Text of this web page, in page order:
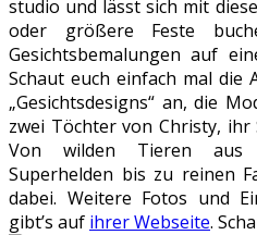
studio und lässt sich mit
oder größere Feste
Gesichtsbemalungen auf
Schaut euch einfach mal die
„Gesichtsdesigns“ an, die
zwei Töchter von Christy,
Von wilden Tieren aus
Superhelden bis zu reinen
dabei. Weitere Fotos und
gibt’s auf ihrer Webseite.